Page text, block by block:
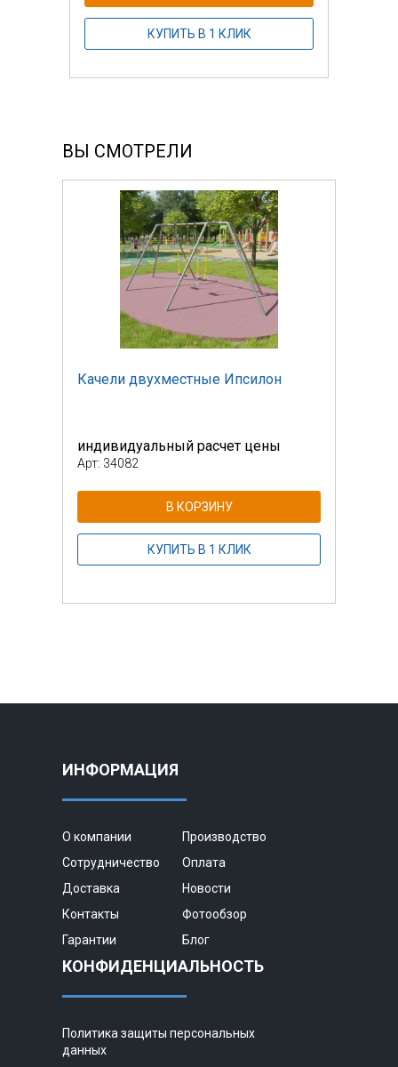
КУПИТЬ В 1 КЛИК
ВЫ СМОТРЕЛИ
Качели двухместные Ипсилон
индивидуальный расчет цены
Арт: 34082
В КОРЗИНУ
КУПИТЬ В 1 КЛИК
ИНФОРМАЦИЯ
О компании
Производство
Сотрудничество
Оплата
Доставка
Новости
Контакты
Фотообзор
Гарантии
Блог
КОНФИДЕНЦИАЛЬНОСТЬ
Политика защиты персональных
данных